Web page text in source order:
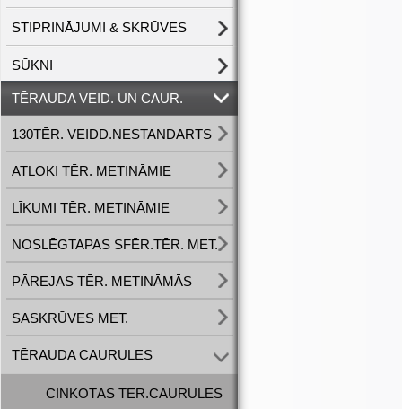
STIPRINĀJUMI & SKRŪVES
SŪKNI
TĒRAUDA VEID. UN CAUR.
130TĒR. VEIDD.NESTANDARTS
ATLOKI TĒR. METINĀMIE
LĪKUMI TĒR. METINĀMIE
NOSLĒGTAPAS SFĒR.TĒR. MET.
PĀREJAS TĒR. METINĀMĀS
SASKRŪVES MET.
TĒRAUDA CAURULES
CINKOTĀS TĒR.CAURULES